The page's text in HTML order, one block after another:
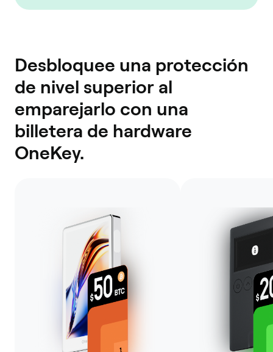
Desbloquee una protección
de nivel superior al
emparejarlo con una
billetera de hardware
OneKey.